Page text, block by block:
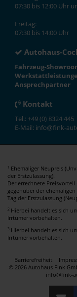
07:30 bis 12:00 Uhr
Freitag:
07:30 bis 14:00 Uhr
Autohaus-
Fahrzeug-
Ansprechpartner
Kontakt
Tel.: +49 (0) 8324 445
E-Mail: info@fink-
1 Ehemaliger Neupreis
der Erstzulassung).
Der errechnete
gegenüber der
Tag der Erstzulassung
2 Hierbei handelt es sich
Irrtümer vorbehalten.
3 Hierbei handelt es sich
Irrtümer vorbehalten.
Barrierefreiheit
© 2026 Autohaus Fink
info@fink-